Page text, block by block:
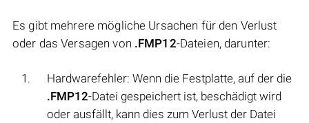
Es gibt mehrere mögliche Ursachen für den Verlust
oder das Versagen von .FMP12-Dateien, darunter:
Hardwarefehler: Wenn die Festplatte, auf der die
.FMP12-Datei gespeichert ist, beschädigt wird
oder ausfällt, kann dies zum Verlust der Datei